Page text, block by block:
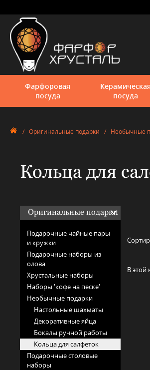
Фарфоровая
посуда
Керамическая
посуда
/ Оригинальные подарки / Необычные
Кольца для
Оригинальные подарки
Подарочные чайные пары
и кружки
Подарочные наборы из
олова
Хрустальные наборы
Наборы 'кофе на песке'
Необычные подарки
Настольные шахматы
Декоративные яйца
Бокалы ручной работы
Кольца для салфеток
Подарочные столовые
наборы
В этой